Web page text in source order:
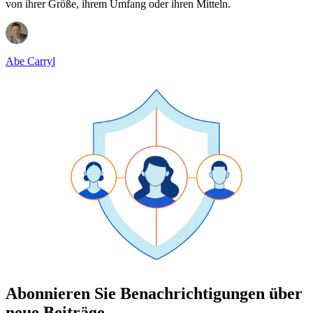
von ihrer Größe, ihrem Umfang oder ihren Mitteln.
Abe Carryl
Abonnieren Sie Benachrichtigungen über